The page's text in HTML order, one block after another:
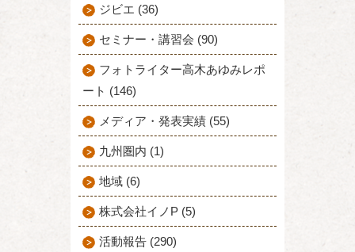
ジビエ (36)
セミナー・講習会 (90)
フォトライター高木あゆみレポ
ート (146)
メディア・発表実績 (55)
九州圏内 (1)
地域 (6)
株式会社イノP (5)
活動報告 (290)